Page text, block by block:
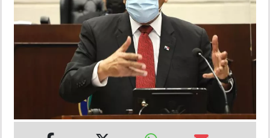
SHOW
DEPORTES